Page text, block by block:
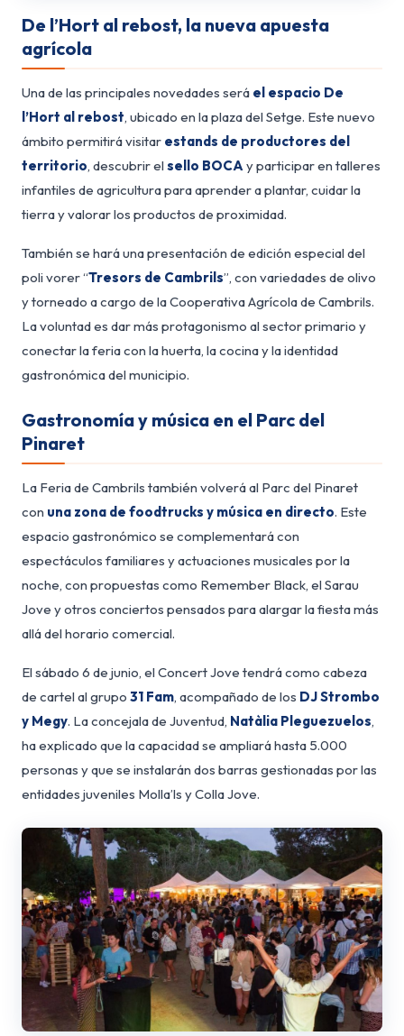
De l’Hort al rebost, la nueva apuesta
agrícola
Una de las principales novedades será el espacio De
l’Hort al rebost, ubicado en la plaza del Setge. Este nuevo
ámbito permitirá visitar estands de productores del
territorio, descubrir el sello BOCAy participar en talleres
infantiles de agricultura para aprender a plantar, cuidar la
tierra y valorar los productos de proximidad.
También se hará una presentación de edición especial del
poli vorer “Tresors de Cambrils”, con variedades de olivo
y torneado a cargo de la Cooperativa Agrícola de Cambrils.
La voluntad es dar más protagonismo al sector primario y
conectar la feria con la huerta, la cocina y la identidad
gastronómica del municipio.
Gastronomía y música en el Parc del
Pinaret
La Feria de Cambrils también volverá al Parc del Pinaret
con una zona de foodtrucks y música en directo. Este
espacio gastronómico se complementará con
espectáculos familiares y actuaciones musicales por la
noche, con propuestas como Remember Black, el Sarau
Jove y otros conciertos pensados para alargar la fiesta más
allá del horario comercial.
El sábado 6 de junio, el Concert Jove tendrá como cabeza
de cartel al grupo 31 Fam, acompañado de los DJ Strombo
y Megy. La concejala de Juventud, Natàlia Pleguezuelos,
ha explicado que la capacidad se ampliará hasta 5.000
personas y que se instalarán dos barras gestionadas por las
entidades juveniles Molla’ls y Colla Jove.